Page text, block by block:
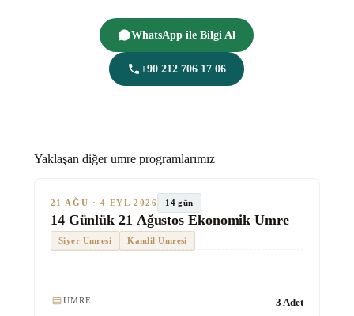
WhatsApp ile Bilgi Al
+90 212 706 17 06
Yaklaşan diğer umre programlarımız
TUR #1012 SON KOLTUKLAR
★★★ Ekonomik
21 AĞU · 4 EYL 2026 14 gün
14 Günlük 21 Ağustos Ekonomik Umre
Siyer Umresi Kandil Umresi
UMRE 3 Adet